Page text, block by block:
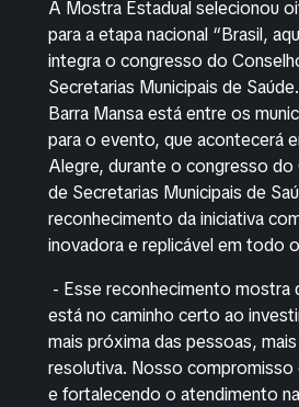
A Mostra Estadual selecionou
para a etapa nacional “Brasil,
integra o congresso do
Secretarias Municipais de
Barra Mansa está entre os
para o evento, que acontecerá
Alegre, durante o congresso do
de Secretarias Municipais de
reconhecimento da iniciativa
inovadora e replicável em todo
- Esse reconhecimento mostra
está no caminho certo ao
mais próxima das pessoas,
resolutiva. Nosso compromisso
e fortalecendo o atendimento